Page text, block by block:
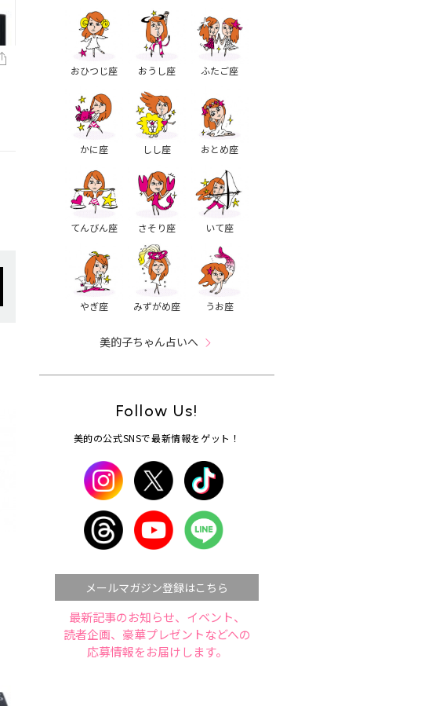
おひつじ座 おうし座 ふたご座
かに座 しし座 おとめ座
てんびん座 さそり座 いて座
やぎ座 みずがめ座 うお座
美的子ちゃん占いへ
Follow Us!
美的の公式SNSで最新情報をゲット！
メールマガジン登録はこちら
最新記事のお知らせ、イベント、
読者企画、豪華プレゼントなどへの
応募情報をお届けします。